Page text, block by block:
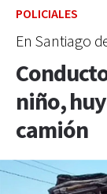
POLICIALES
En Santiago
niño,
camión